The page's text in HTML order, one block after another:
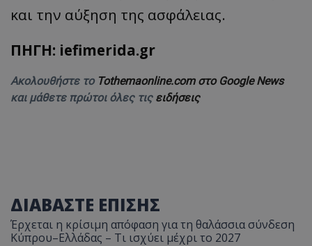
και την αύξηση της ασφάλειας.
ΠΗΓΗ: iefimerida.gr
Ακολουθήστε το Tothemaonline.com στο Google News
και μάθετε πρώτοι όλες τις ειδήσεις
ΔΙΑΒΑΣΤΕ ΕΠΙΣΗΣ
Έρχεται η κρίσιμη απόφαση για τη θαλάσσια σύνδεση
Κύπρου–Ελλάδας – Τι ισχύει μέχρι το 2027